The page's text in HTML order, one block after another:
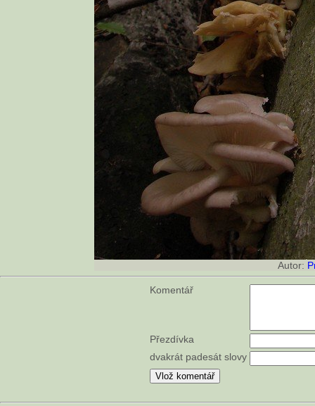
Autor:
Komentář
Přezdívka
dvakrát padesát slovy